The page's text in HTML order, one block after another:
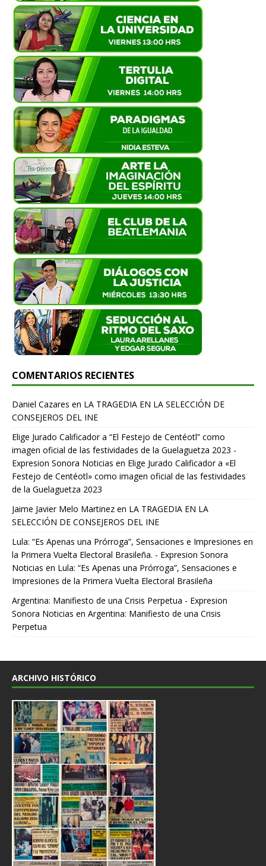
COMENTARIOS RECIENTES
Daniel Cazares en LA TRAGEDIA EN LA SELECCIÓN DE
CONSEJEROS DEL INE
Elige Jurado Calificador a “El Festejo de Centéotl” como
imagen oficial de las festividades de la Guelaguetza 2023 -
Expresion Sonora Noticias en Elige Jurado Calificador a «El
Festejo de Centéotl» como imagen oficial de las festividades
de la Guelaguetza 2023
Jaime Javier Melo Martinez en LA TRAGEDIA EN LA
SELECCIÓN DE CONSEJEROS DEL INE
Lula: “Es Apenas una Prórroga”, Sensaciones e Impresiones en
la Primera Vuelta Electoral Brasileña. - Expresion Sonora
Noticias en Lula: “Es Apenas una Prórroga”, Sensaciones e
Impresiones de la Primera Vuelta Electoral Brasileña
Argentina: Manifiesto de una Crisis Perpetua - Expresion
Sonora Noticias en Argentina: Manifiesto de una Crisis
Perpetua
ARCHIVO HISTÓRICO